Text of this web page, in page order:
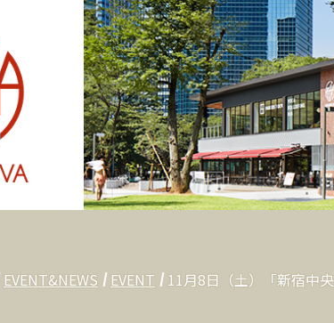
EVENT&NEWS EVENT 11月8日（土）「新宿中